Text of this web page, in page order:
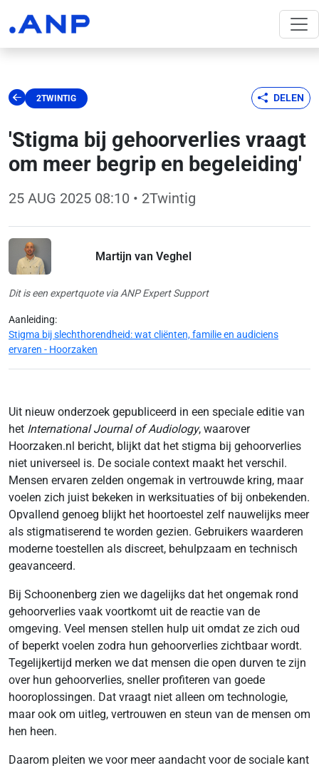
2TWINTIG DELEN
'Stigma bij gehoorverlies vraagt
om meer begrip en begeleiding'
25 AUG 2025 08:10 • 2Twintig
Martijn van Veghel
Dit is een expertquote via ANP Expert Support
Aanleiding:
Stigma bij slechthorendheid: wat cliënten, familie en audiciens
ervaren - Hoorzaken
Uit nieuw onderzoek gepubliceerd in een speciale editie van
het International Journal of Audiology, waarover
Hoorzaken.nl bericht, blijkt dat het stigma bij gehoorverlies
niet universeel is. De sociale context maakt het verschil.
Mensen ervaren zelden ongemak in vertrouwde kring, maar
voelen zich juist bekeken in werksituaties of bij onbekenden.
Opvallend genoeg blijkt het hoortoestel zelf nauwelijks meer
als stigmatiserend te worden gezien. Gebruikers waarderen
moderne toestellen als discreet, behulpzaam en technisch
geavanceerd.
Bij Schoonenberg zien we dagelijks dat het ongemak rond
gehoorverlies vaak voortkomt uit de reactie van de
omgeving. Veel mensen stellen hulp uit omdat ze zich oud
of beperkt voelen zodra hun gehoorverlies zichtbaar wordt.
Tegelijkertijd merken we dat mensen die open durven te zijn
over hun gehoorverlies, sneller profiteren van goede
hooroplossingen. Dat vraagt niet alleen om technologie,
maar ook om uitleg, vertrouwen en steun van de mensen om
hen heen.
Daarom pleiten we voor meer aandacht voor de sociale kant